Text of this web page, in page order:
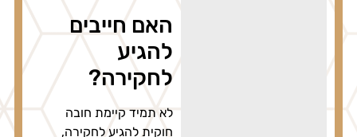
האם חייבים
להגיע
לחקירה?
לא תמיד קיימת חובה
חוקית להגיע לחקירה,